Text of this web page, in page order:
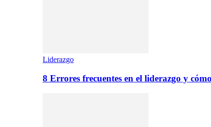
Liderazgo
8 Errores frecuentes en el liderazgo y